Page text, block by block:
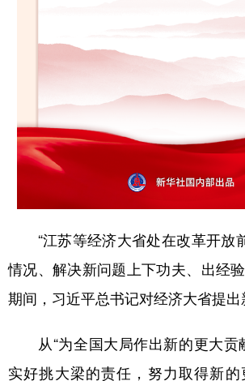
地方频道
北京
吉林
山东 河南 湖北
广东 广西 海南
陕西 青海
“江苏等经济大省处在改革开放
情况、解决新问题上下功夫、出经
期间，习近平总书记对经济大省提出
从“为全国大局作出新的更大贡
实好挑大梁的责任，努力取得新的